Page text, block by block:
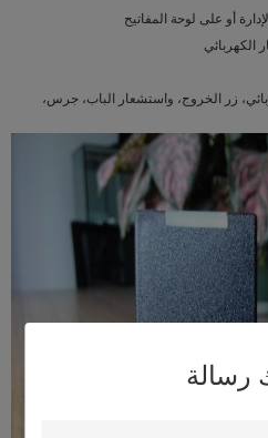
رسالة
زر الخروج، واستشعار الباب، جرس،